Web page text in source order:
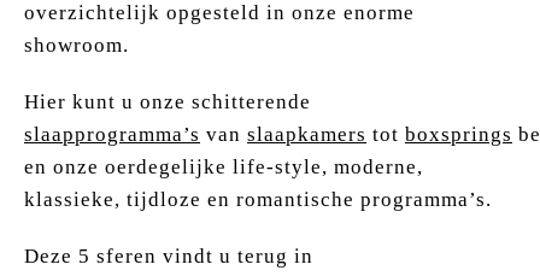
overzichtelijk opgesteld in onze enorme
showroom.
Hier kunt u onze schitterende
slaapprogramma’s van slaapkamers tot boxsprings
en onze oerdegelijke life-style, moderne,
klassieke, tijdloze en romantische programma’s.
Deze 5 sferen vindt u terug in